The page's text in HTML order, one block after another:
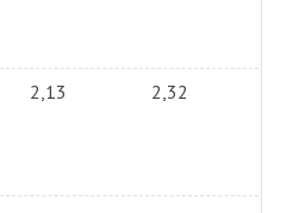
2,13 2,32